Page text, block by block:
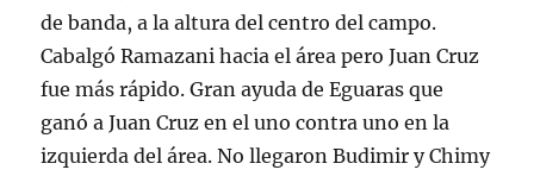
de banda, a la altura del centro del campo.
Cabalgó Ramazani hacia el área pero Juan Cruz
fue más rápido. Gran ayuda de Eguaras que
ganó a Juan Cruz en el uno contra uno en la
izquierda del área. No llegaron Budimir y Chimy